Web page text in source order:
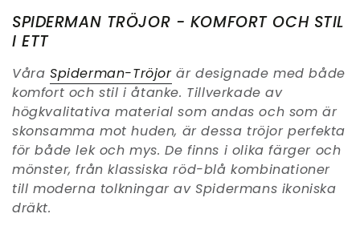
SPIDERMAN TRÖJOR - KOMFORT OCH STIL
I ETT
Våra Spiderman-Tröjorär designade med både
komfort och stil i åtanke. Tillverkade av
högkvalitativa material som andas och som är
skonsamma mot huden, är dessa tröjor perfekta
för både lek och mys. De finns i olika färger och
mönster, från klassiska röd-blå kombinationer
till moderna tolkningar av Spidermans ikoniska
dräkt.